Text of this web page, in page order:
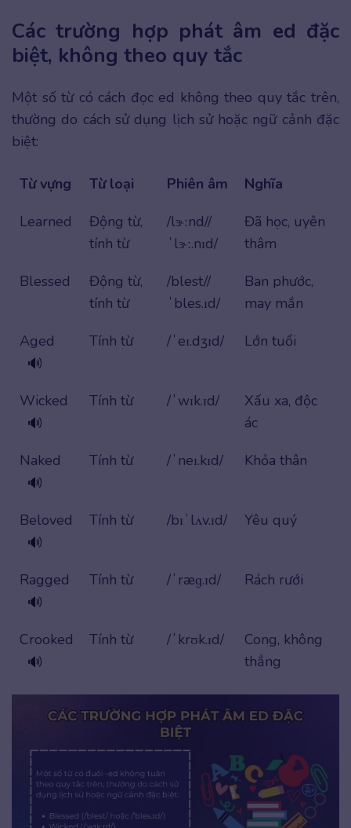
Các trường hợp phát âm ed đặc
biệt, không theo quy tắc
Một số từ có cách đọc ed không theo quy tắc trên,
thường do cách sử dụng lịch sử hoặc ngữ cảnh đặc
biệt:
Từ vựng Từ loại Phiên âm
Nghĩa
Learned
Động từ,
tính từ
/lɝːnd//
ˈlɝː.nɪd/
Đã học, uyên
thâm
Blessed
Động từ,
tính từ
/blest//
ˈbles.ɪd/
Ban phước,
may mắn
Aged
🔊
Tính từ /ˈeɪ.dʒɪd/ Lớn tuổi
Wicked
🔊
Tính từ /ˈwɪk.ɪd/
Xấu xa, độc
ác
Naked
🔊
Tính từ /ˈneɪ.kɪd/ Khỏa thân
Beloved
🔊
Tính từ /bɪˈlʌv.ɪd/ Yêu quý
Ragged
🔊
Tính từ /ˈræɡ.ɪd/ Rách rưới
Crooked
🔊
Tính từ /ˈkrʊk.ɪd/
Cong, không
thẳng